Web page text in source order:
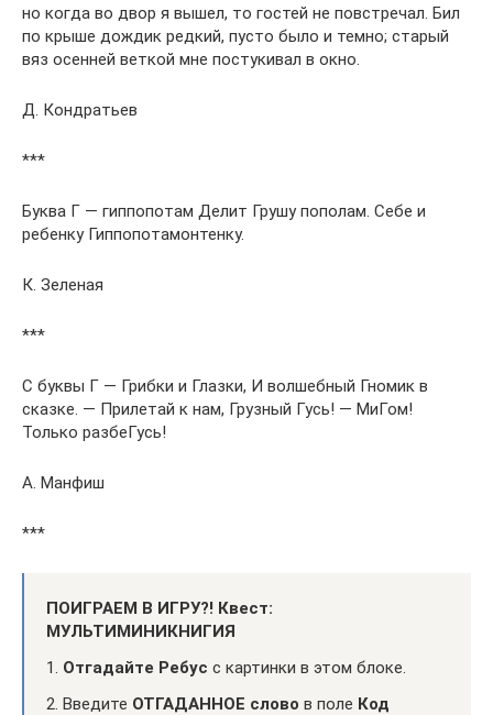
но когда во двор я вышел, то гостей не повстречал. Бил
по крыше дождик редкий, пусто было и темно; старый
вяз осенней веткой мне постукивал в окно.
Д. Кондратьев
***
Буква Г — гиппопотам Делит Грушу пополам. Себе и
ребенку Гиппопотамонтенку.
К. Зеленая
***
С буквы Г — Грибки и Глазки, И волшебный Гномик в
сказке. — Прилетай к нам, Грузный Гусь! — МиГом!
Только разбеГусь!
А. Манфиш
***
ПОИГРАЕМ В ИГРУ?! Квест:
МУЛЬТИМИНИКНИГИЯ
1. Отгадайте Ребус с картинки в этом блоке.
2. Введите ОТГАДАННОЕ слово в поле Код